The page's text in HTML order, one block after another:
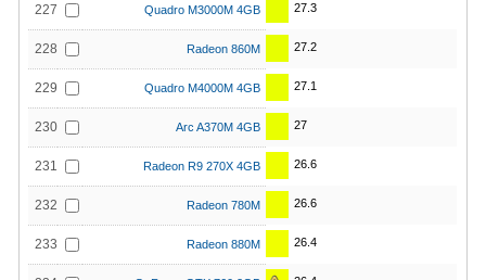
227 Quadro M3000M 4GB 27.3
228 Radeon 860M 27.2
229 Quadro M4000M 4GB 27.1
230 Arc A370M 4GB 27
231 Radeon R9 270X 4GB 26.6
232 Radeon 780M 26.6
233 Radeon 880M 26.4